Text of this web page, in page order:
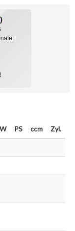
)
PS ccm Zyl.